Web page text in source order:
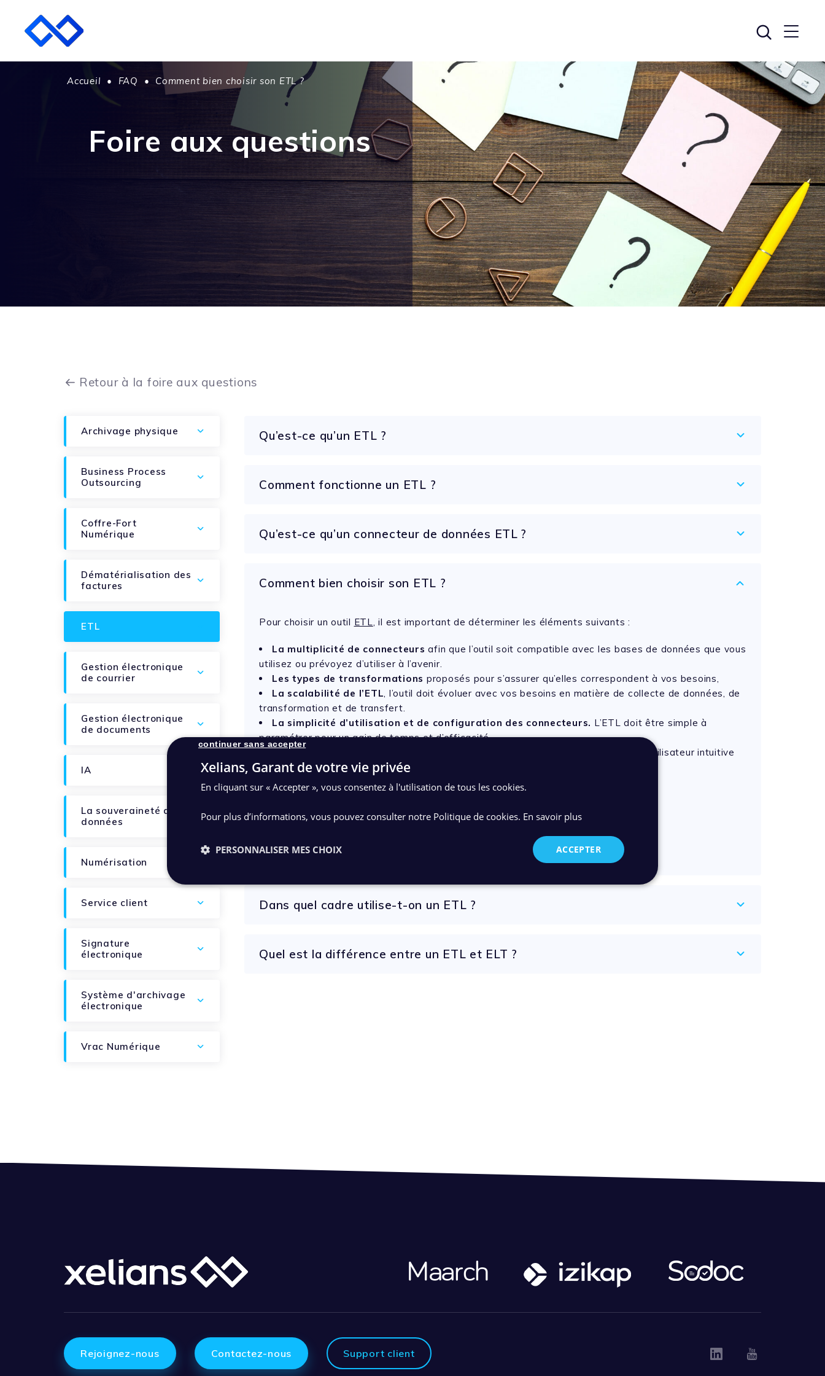
Accueil • FAQ • Comment bien choisir son ETL ?
Foire aux questions
Retour à la foire aux questions
Archivage physique
Business Process
Outsourcing
Coffre-Fort
Numérique
Dématérialisation des
factures
ETL
Gestion électronique
de courrier
Gestion électronique
de documents
IA
La souveraineté des
données
Numérisation
Service client
Signature
électronique
Système d'archivage
électronique
Vrac Numérique
Qu’est-ce qu’un ETL ?
Comment fonctionne un ETL ?
Qu’est-ce qu’un connecteur de données ETL ?
Comment bien choisir son ETL ?
Pour choisir un outil ETL, il est important de déterminer les éléments suivants :
La multiplicité de connecteurs afin que l’outil soit compatible avec les bases de données que vous
utilisez ou prévoyez d’utiliser à l’avenir.
Les types de transformations proposés pour s’assurer qu’elles correspondent à vos besoins,
La scalabilité de l’ETL, l’outil doit évoluer avec vos besoins en matière de collecte de données, de
transformation et de transfert.
La simplicité d’utilisation et de configuration des connecteurs. L’ETL doit être simple à
paramétrer pour un gain de temps et d’efficacité.
L’UX design et un reporting des opérations
, cela permet d’avoir un parcours utilisateur intuitive
et efficace pour superviser facilement les flux et corriger rapidement les erreurs.
Découvrez notre bibliothèque de connecteurs
Dans quel cadre utilise-t-on un ETL ?
Quel est la différence entre un ETL et ELT ?
Rejoignez-nous Contactez-nous Support client Linkedin
Xelians, Garant de votre vie privée
En cliquant sur « Accepter », vous consentez à l'utilisation de tous les cookies.
Pour plus d’informations, vous pouvez consulter notre Politique de cookies. En savoir plus
ACCEPTER
continuer sans accepter
PERSONNALISER MES CHOIX